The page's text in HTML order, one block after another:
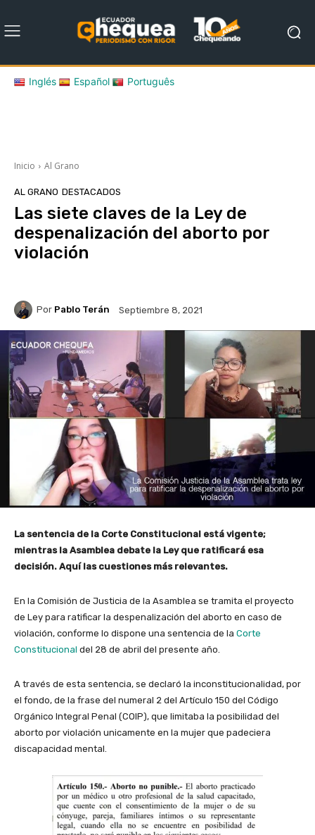
Inglés Español Português
Inicio Al Grano
AL GRANO DESTACADOS
Las siete claves de la Ley de
despenalización del aborto por
violación
Por Pablo Terán Septiembre 8, 2021
La sentencia de la Corte Constitucional está vigente;
mientras la Asamblea debate la Ley que ratificará esa
decisión. Aquí las cuestiones más relevantes.
En la Comisión de Justicia de la Asamblea se tramita el proyecto
de Ley para ratificar la despenalización del aborto en caso de
violación, conforme lo dispone una sentencia de la Corte
Constitucional del 28 de abril del presente año.
A través de esta sentencia, se declaró la inconstitucionalidad, por
el fondo, de la frase del numeral 2 del Artículo 150 del Código
Orgánico Integral Penal (COIP), que limitaba la posibilidad del
aborto por violación unicamente en la mujer que padeciera
discapacidad mental.